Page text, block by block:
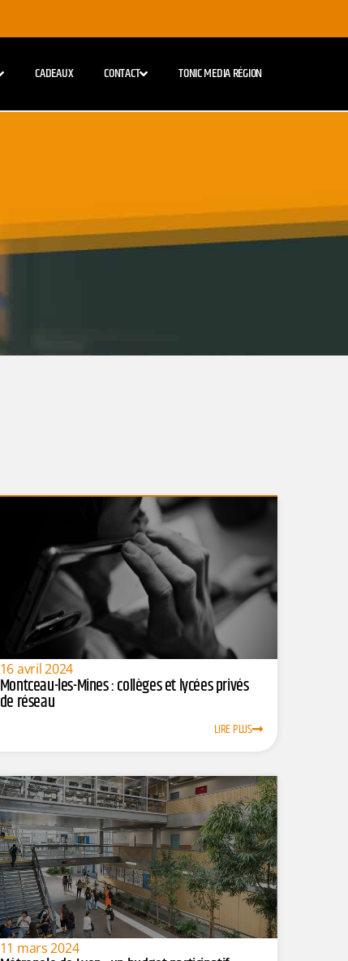
CADEAUX CONTACT TONIC MEDIA RÉGION
16 avril 2024
Montceau-les-Mines : collèges et lycées privés
de réseau
LIRE PLUS
11 mars 2024